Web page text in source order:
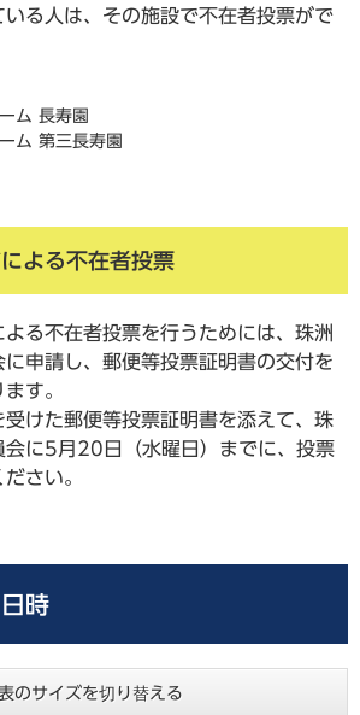
いる人は、その施設で不在者投票がで
ム 長寿園
ム 第三長寿園
よる不在者投票
る不在者投票を行うためには、珠洲
申請し、郵便等投票証明書の交付を
す。
受けた郵便等投票証明書を添えて、珠
会に5月20日（水曜日）までに、投票
さい。
時
のサイズを切り替える